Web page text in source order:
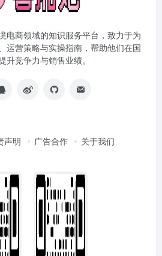
电商领域的知识服务平台，致力于为
运营策略与实操指南，帮助他们在国
升竞争力与销售业绩。
声明 广告合作 关于我们